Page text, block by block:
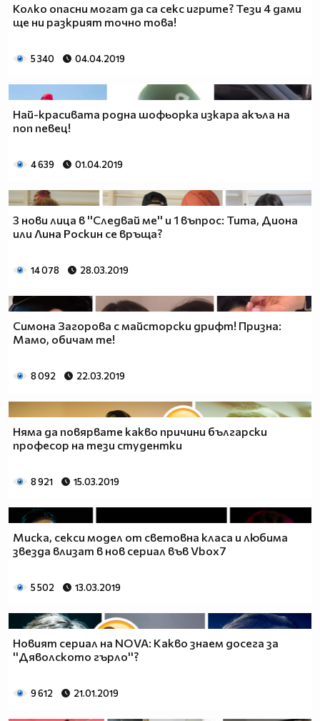
Колко опасни могат да са секс игрите? Тези 4 дами
ще ни разкрият точно това!
5 340 04.04.2019
Най-красивата родна шофьорка изкара акъла на
поп певец!
4 639 01.04.2019
3 нови лица в ''Следвай ме'' и 1 въпрос: Тита, Диона
или Лина Роскин се връща?
14 078 28.03.2019
Симона Загорова с майсторски дрифт! Призна:
Мамо, обичам те!
8 092 22.03.2019
Няма да повярвате какво причини български
професор на тези студентки
8 921 15.03.2019
Миска, секси модел от световна класа и любима
звезда влизат в нов сериал във Vbox7
5 502 13.03.2019
Новият сериал на NOVA: Какво знаем досега за
''Дяволското гърло''?
9 612 21.01.2019